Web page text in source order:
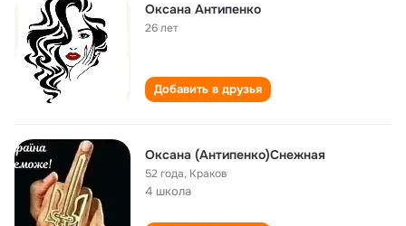
Оксана Антипенко
26 лет
Добавить в друзья
Оксана (Антипенко)Снежная
52 года, Краков
4 школа